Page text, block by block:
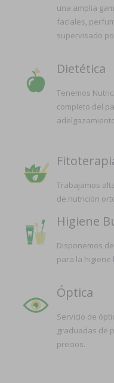
una amplia
faciales,
supervisado
Dietética
Tenemos
completo del
Trabajamos
de nutrición
Higiene
Disponemos
para la higiene
Óptica
Servicio de
graduadas de
precios.